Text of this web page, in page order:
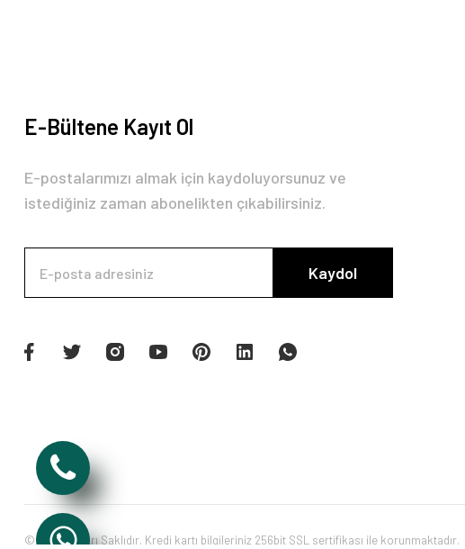
E-Bültene Kayıt Ol
E-postalarımızı almak için kaydoluyorsunuz ve
istediğiniz zaman abonelikten çıkabilirsiniz.
Kaydol
© Tüm Hakları Saklıdır. Kredi kartı bilgileriniz 256bit SSL sertifikası ile korunmaktadır.